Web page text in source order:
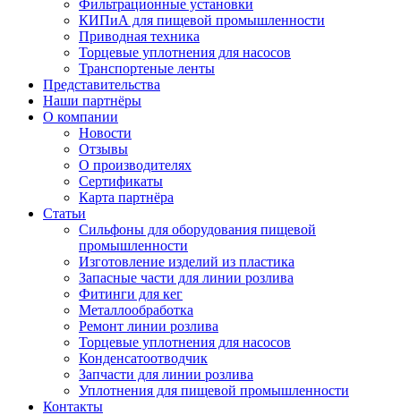
Фильтрационные установки
КИПиА для пищевой промышленности
Приводная техника
Торцевые уплотнения для насосов
Транспортеные ленты
Представительства
Наши партнёры
О компании
Новости
Отзывы
О производителях
Сертификаты
Карта партнёра
Статьи
Сильфоны для оборудования пищевой
промышленности
Изготовление изделий из пластика
Запасные части для линии розлива
Фитинги для кег
Металлообработка
Ремонт линии розлива
Торцевые уплотнения для насосов
Конденсатоотводчик
Запчасти для линии розлива
Уплотнения для пищевой промышленности
Контакты